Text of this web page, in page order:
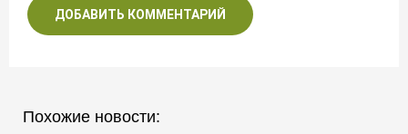
ДОБАВИТЬ КОММЕНТАРИЙ
Похожие новости: